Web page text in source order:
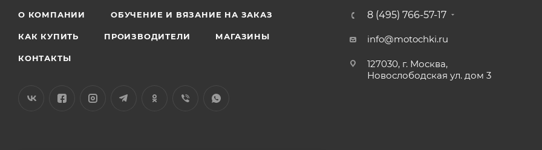
О КОМПАНИИ ОБУЧЕНИЕ И ВЯЗАНИЕ НА ЗАКАЗ
КАК КУПИТЬ ПРОИЗВОДИТЕЛИ МАГАЗИНЫ
КОНТАКТЫ
8 (495) 766-57-17
info@motochki.ru
127030, г. Москва,
Новослободская ул. дом 3